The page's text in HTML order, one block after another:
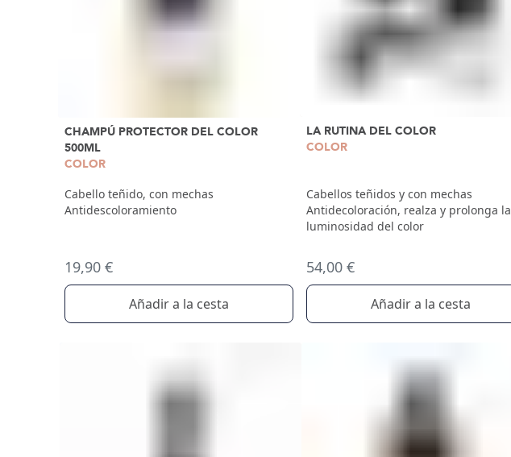
CHAMPÚ PROTECTOR DEL COLOR
500ML
COLOR
Cabello teñido, con mechas
Antidescoloramiento
19,90 €
Añadir a la cesta
LA RUTINA DEL COLOR
COLOR
Cabellos teñidos y con mechas
Antidecoloración, realza y prolonga la
luminosidad del color
54,00 €
Añadir a la cesta